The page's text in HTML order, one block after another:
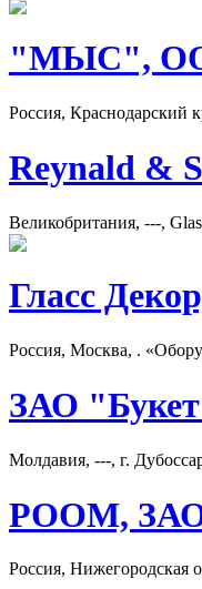
"МЫС",
Россия, Краснодарский
Reynald &
Великобритания, ---,
Гласс
Россия, Москва, .
ЗАО
Молдавия, ---, г.
РООМ,
Россия, Нижегородская